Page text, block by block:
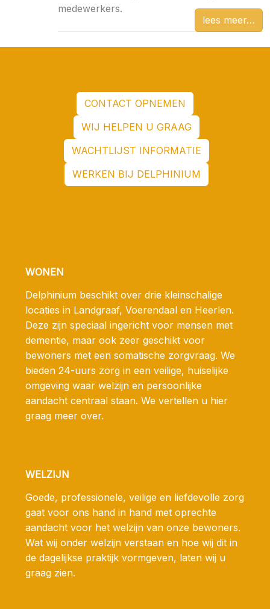
medewerkers.
lees meer
CONTACT OPNEMEN
WIJ HELPEN U GRAAG
WACHTLIJST INFORMATIE
WERKEN BIJ DELPHINIUM
WONEN
Delphinium beschikt over drie kleinschalige
locaties in Landgraaf, Voerendaal en Heerlen.
Deze zijn speciaal ingericht voor mensen met
dementie, maar ook zeer geschikt voor
bewoners met een somatische zorgvraag. We
bieden 24-uurs zorg in een veilige, huiselijke
omgeving waar welzijn en persoonlijke
aandacht centraal staan. We vertellen u hier
graag meer over.
WELZIJN
Goede, professionele, veilige en liefdevolle zorg
gaat voor ons hand in hand met oprechte
aandacht voor het welzijn van onze bewoners.
Wat wij onder welzijn verstaan en hoe wij dit in
de dagelijkse praktijk vormgeven, laten wij u
graag zien.